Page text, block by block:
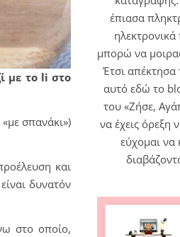
με το li στο
σπανάκι»)
και
δυνατόν
στο οποίο,
έπιασα
μπορώ να
Έτσι απέκτησα
αυτό εδώ το
του «Ζήσε,
να έχεις όρεξη
εύχομαι να